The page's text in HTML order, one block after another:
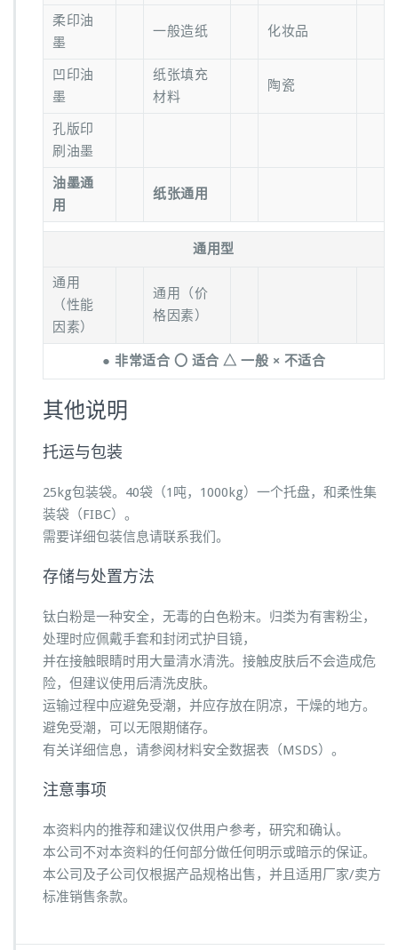
柔印油
墨
一般造纸 化妆品
凹印油
墨
纸张填充
材料
陶瓷
孔版印
刷油墨
油墨通
用
纸张通用
通用型
通用
（性能
因素）
通用（价
格因素）
● 非常适合 〇 适合 △ 一般 × 不适合
其他说明
托运与包装
25kg包装袋。40袋（1吨，1000kg）一个托盘，和柔性集
装袋（FIBC）。
需要详细包装信息请联系我们。
存储与处置方法
钛白粉是一种安全，无毒的白色粉末。归类为有害粉尘，
处理时应佩戴手套和封闭式护目镜，
并在接触眼睛时用大量清水清洗。接触皮肤后不会造成危
险，但建议使用后清洗皮肤。
运输过程中应避免受潮，并应存放在阴凉，干燥的地方。
避免受潮，可以无限期储存。
有关详细信息，请参阅材料安全数据表（MSDS）。
注意事项
本资料内的推荐和建议仅供用户参考，研究和确认。
本公司不对本资料的任何部分做任何明示或暗示的保证。
本公司及子公司仅根据产品规格出售，并且适用厂家/卖方
标准销售条款。